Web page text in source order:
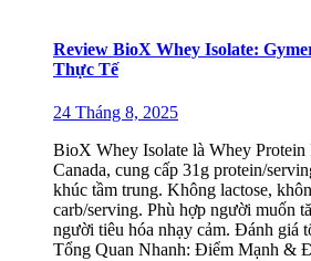
Review BioX Whey Isolate:
Thực Tế
24 Tháng 8, 2025
BioX Whey Isolate là Whey Protein
Canada, cung cấp 31g protein/
khúc tầm trung. Không lactose,
carb/serving. Phù hợp người muốn
người tiêu hóa nhạy cảm. Đánh giá
Tổng Quan Nhanh: Điểm Mạnh &